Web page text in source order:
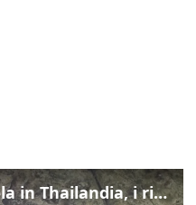
Sparatoria in una scuola in Thailandia, i rilievi della polizia